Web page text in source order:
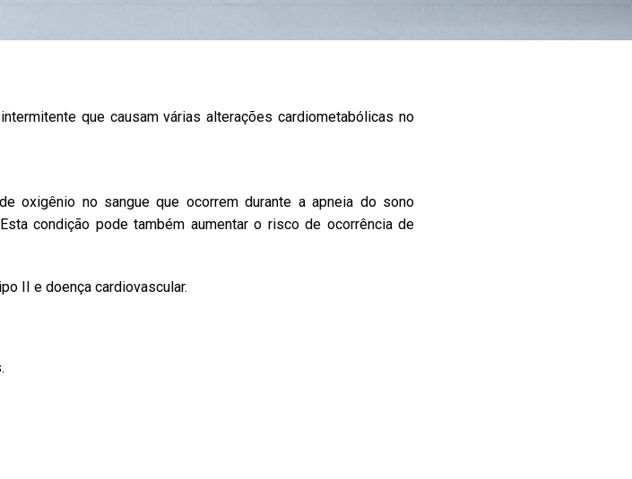
que causam várias alterações cardiometabólicas no
oxigênio no sangue que ocorrem durante a apneia do sono
condição pode também aumentar o risco de ocorrência de
II e doença cardiovascular.